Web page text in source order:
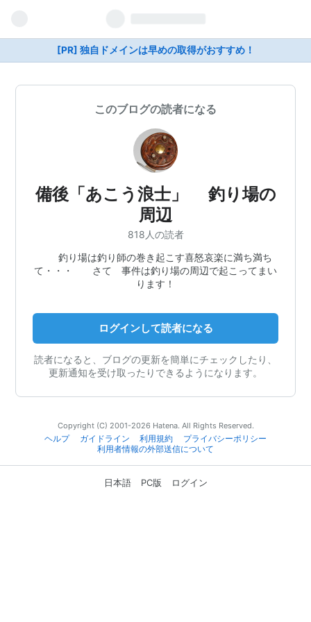
[PR] 独自ドメインは早めの取得がおすすめ！
このブログの読者になる
備後「あこう浪士」 釣り場の
周辺
818人の読者
釣り場は釣り師の巻き起こす喜怒哀楽に満ち満ち
て・・・ さて 事件は釣り場の周辺で起こってまい
ります！
ログインして読者になる
読者になると、ブログの更新を簡単にチェックしたり、
更新通知を受け取ったりできるようになります。
Copyright (C) 2001-2026 Hatena. All Rights Reserved.
ヘルプ
ガイドライン 利用規約
プライバシーポリシー
利用者情報の外部送信について
日本語 PC版 ログイン